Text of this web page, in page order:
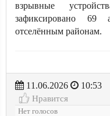
взрывные
зафиксировано 69
отселённым районам.
11.06.2026
10:53
Нравится
Нет голосов